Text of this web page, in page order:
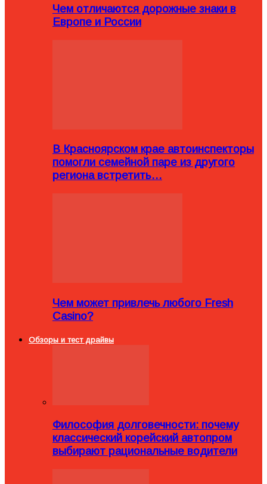
Чем отличаются дорожные знаки в
Европе и России
В Красноярском крае автоинспекторы
помогли семейной паре из другого
региона встретить…
Чем может привлечь любого Fresh
Casino?
Обзоры и тест драйвы
Философия долговечности: почему
классический корейский автопром
выбирают рациональные водители